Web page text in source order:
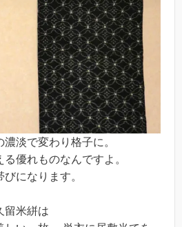
淡で変わり格子に。
優れものなんですよ。
になります。
留米絣は